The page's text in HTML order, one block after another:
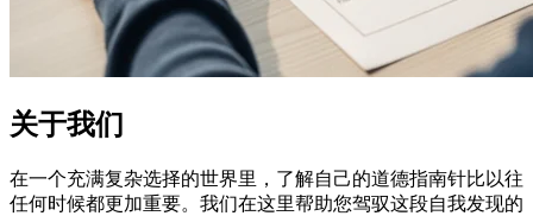
关于我们
在一个充满复杂选择的世界里，了解自己的道德指南针比以往
任何时候都更加重要。我们在这里帮助您驾驭这段自我发现的